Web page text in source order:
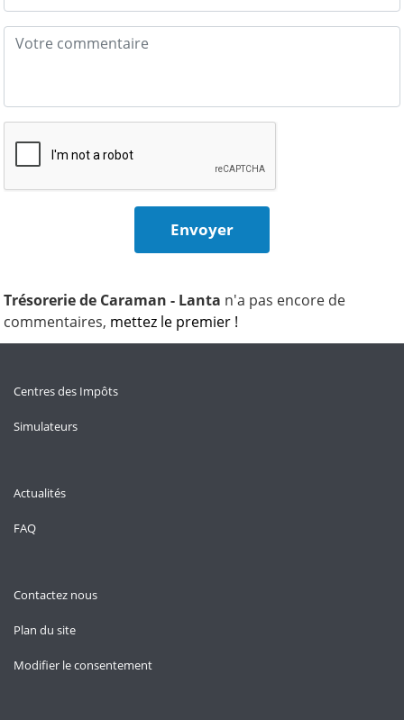
Trésorerie de Caraman - Lanta n'a pas encore de
commentaires, mettez le premier !
Centres des Impôts
Simulateurs
Actualités
FAQ
Contactez nous
Plan du site
Modifier le consentement